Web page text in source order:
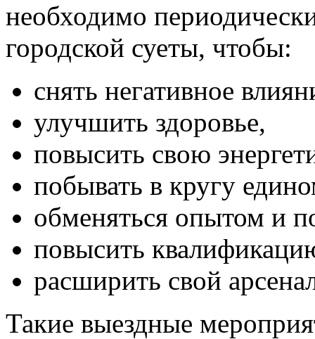
необходимо
городской суеты, чтобы:
снять негативное
улучшить здоровье,
повысить свою
побывать в кругу
обменяться опытом и
повысить
расширить свой
Такие выездные